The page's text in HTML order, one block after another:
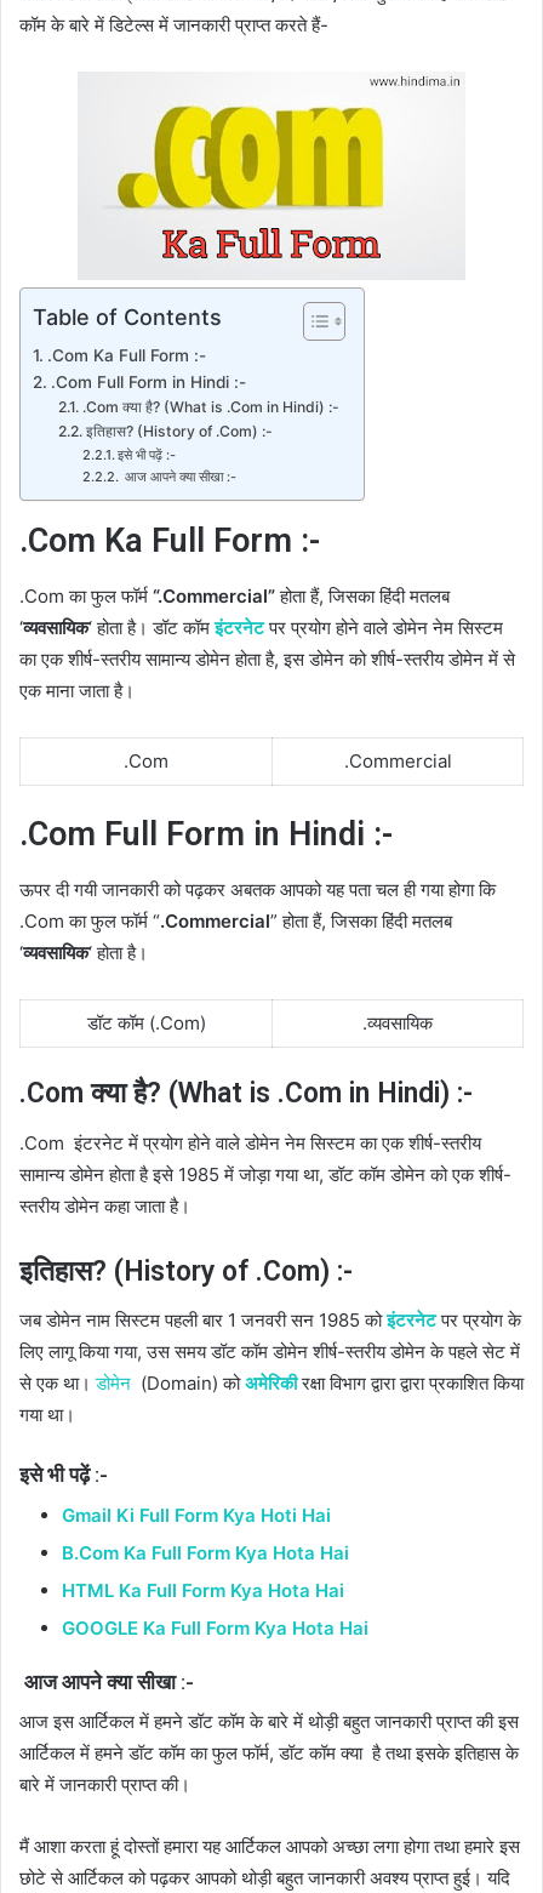
कॉम के बारे में डिटेल्स में जानकारी प्राप्त करते हैं-
Table of Contents
.Com Ka Full Form :-
.Com Full Form in Hindi :-
.Com क्या है? (What is .Com in Hindi) :-
इतिहास? (History of .Com) :-
इसे भी पढ़ें :-
आज आपने क्या सीखा :-
.Com Ka Full Form :-
.Com का फुल फॉर्म “.Commercial”होता हैं, जिसका हिंदी मतलब
‘व्यवसायिक‘ होता है। डॉट कॉमइंटरनेटपर प्रयोग होने वाले डोमेन नेम सिस्टम
का एक शीर्ष-स्तरीय सामान्य डोमेन होता है, इस डोमेन को शीर्ष-स्तरीय डोमेन में से
एक माना जाता है।
.Com .Commercial
.Com Full Form in Hindi :-
ऊपर दी गयी जानकारी को पढ़कर अबतक आपको यह पता चल ही गया होगा कि
.Com का फुल फॉर्म “.Commercial” होता हैं, जिसका हिंदी मतलब
‘व्यवसायिक‘ होता है।
डॉट कॉम (.Com) .व्यवसायिक
.Com क्या है? (What is .Com in Hindi) :-
.Com इंटरनेट में प्रयोग होने वाले डोमेन नेम सिस्टम का एक शीर्ष-स्तरीय
सामान्य डोमेन होता है इसे 1985 में जोड़ा गया था, डॉट कॉम डोमेन को एक शीर्ष-
स्तरीय डोमेन कहा जाता है।
इतिहास? (History of .Com) :-
जब डोमेन नाम सिस्टम पहली बार 1 जनवरी सन 1985 कोइंटरनेटपर प्रयोग के
लिए लागू किया गया, उस समय डॉट कॉम डोमेन शीर्ष-स्तरीय डोमेन के पहले सेट में
से एक था।डोमेन (Domain) कोअमेरिकीरक्षा विभाग द्वारा द्वारा प्रकाशित किया
गया था।
इसे भी पढ़ें :-
Gmail Ki Full Form Kya Hoti Hai
B.Com Ka Full Form Kya Hota Hai
HTML Ka Full Form Kya Hota Hai
GOOGLE Ka Full Form Kya Hota Hai
आज आपने क्या सीखा :-
आज इस आर्टिकल में हमने डॉट कॉम के बारे में थोड़ी बहुत जानकारी प्राप्त की इस
आर्टिकल में हमने डॉट कॉम का फुल फॉर्म, डॉट कॉम क्या है तथा इसके इतिहास के
बारे में जानकारी प्राप्त की।
मैं आशा करता हूं दोस्तों हमारा यह आर्टिकल आपको अच्छा लगा होगा तथा हमारे इस
छोटे से आर्टिकल को पढ़कर आपको थोड़ी बहुत जानकारी अवश्य प्राप्त हुई। यदि